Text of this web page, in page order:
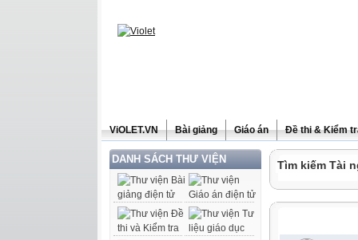
ViOLET.VN Bài giảng Giáo án Đề thi & Kiểm
DANH SÁCH THƯ VIỆN Tìm kiếm Tài